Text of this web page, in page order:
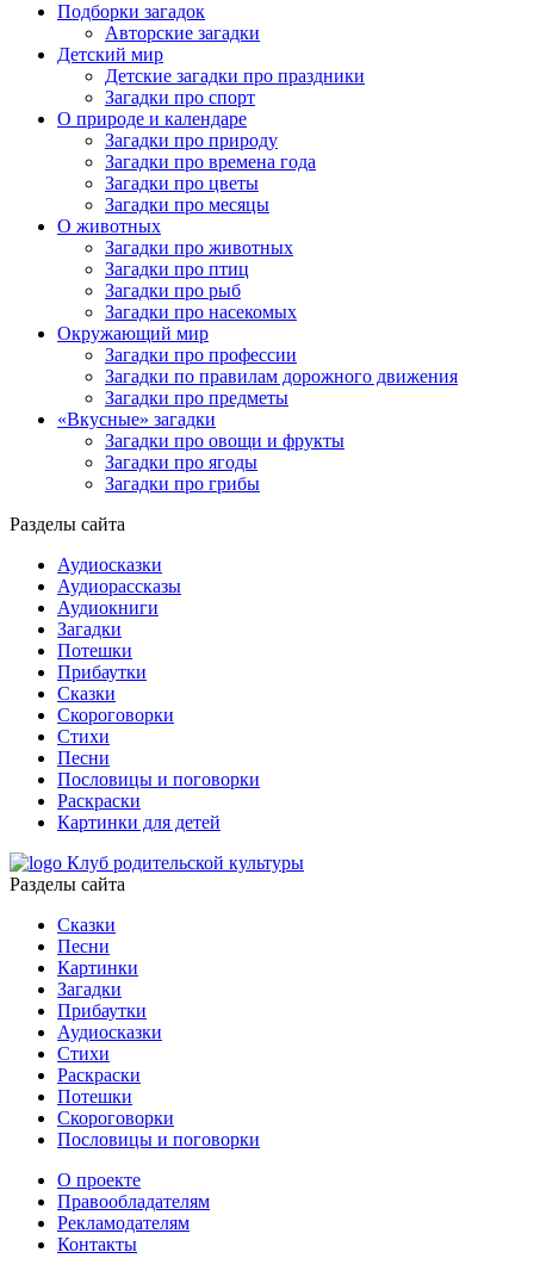
Подборки загадок
Авторские загадки
Детский мир
Детские загадки про праздники
Загадки про спорт
О природе и календаре
Загадки про природу
Загадки про времена года
Загадки про цветы
Загадки про месяцы
О животных
Загадки про животных
Загадки про птиц
Загадки про рыб
Загадки про насекомых
Окружающий мир
Загадки про профессии
Загадки по правилам дорожного движения
Загадки про предметы
«Вкусные» загадки
Загадки про овощи и фрукты
Загадки про ягоды
Загадки про грибы
Разделы сайта
Аудиосказки
Аудиорассказы
Аудиокниги
Загадки
Потешки
Прибаутки
Сказки
Скороговорки
Стихи
Песни
Пословицы и поговорки
Раскраски
Картинки для детей
Клуб родительской культуры
Разделы сайта
Сказки
Песни
Картинки
Загадки
Прибаутки
Аудиосказки
Стихи
Раскраски
Потешки
Скороговорки
Пословицы и поговорки
О проекте
Правообладателям
Рекламодателям
Контакты